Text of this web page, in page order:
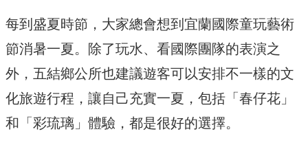
每到盛夏時節，大家總會想到宜蘭國際童玩藝術
節消暑一夏。除了玩水、看國際團隊的表演之
外，五結鄉公所也建議遊客可以安排不一樣的文
化旅遊行程，讓自己充實一夏，包括「春仔花」
和「彩琉璃」體驗，都是很好的選擇。